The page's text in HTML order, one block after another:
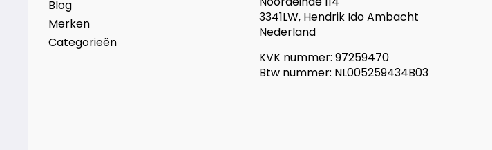
Blog
Merken
Categorieën
3341LW, Hendrik Ido Ambacht
Nederland
KVK nummer: 97259470
Btw nummer: NL005259434B03